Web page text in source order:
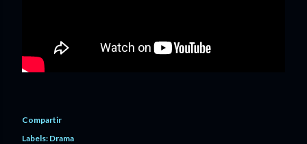
Compartir
Labels: Drama